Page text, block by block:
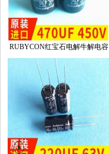
RUBYCON红宝石电解牛解电容